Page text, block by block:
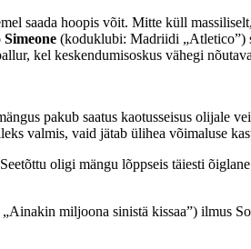
saada hoopis võit. Mitte küll
(koduklubi: Madriidi „Atletico”)
kel keskendumisoskus vähegi
pakub saatus kaotusseisus olijale
valmis, vaid jätab ülihea võimaluse
oligi mängu lõppseis täiesti
miljoona sinistä kissaa”) ilmus